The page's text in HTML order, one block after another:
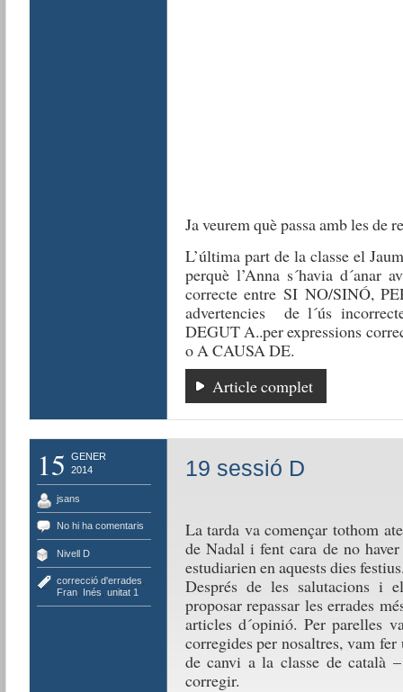
Ja veurem què passa amb les de
L’última part de la classe el
perquè l’Anna s´havia
correcte entre SI NO/SINÓ,
advertencies de l´ús
DEGUT A..per expressions
o A CAUSA DE.
Article complet
15
GENER
2014
jsans
No hi ha comentaris
Nivell D
correcció d'errades
Fran, Inés unitat 1
19 sessió D
La tarda va començar tothom
de Nadal i fent cara de no
estudiarien en aquests dies
Després de les salutacions i
proposar repassar les errades
articles d´opinió. Per parelles
corregides per nosaltres, vam
de canvi a la classe de català
corregir.